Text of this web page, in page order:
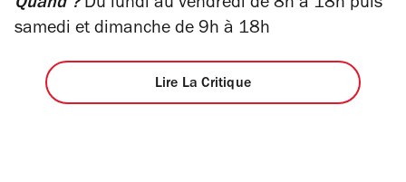
étoiles
Quand ?Du lundi au vendredi de 8h à 18h puis
samedi et dimanche de 9h à 18h
Lire La Critique